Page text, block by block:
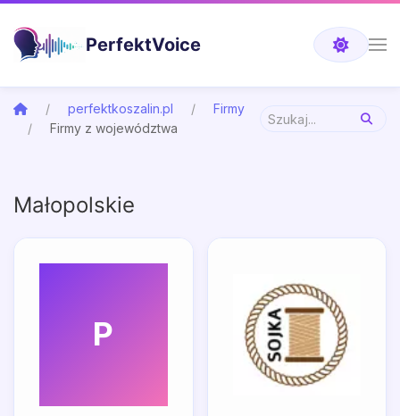
PerfektVoice
perfektkoszalin.pl
Firmy
Firmy z województwa
Małopolskie
P